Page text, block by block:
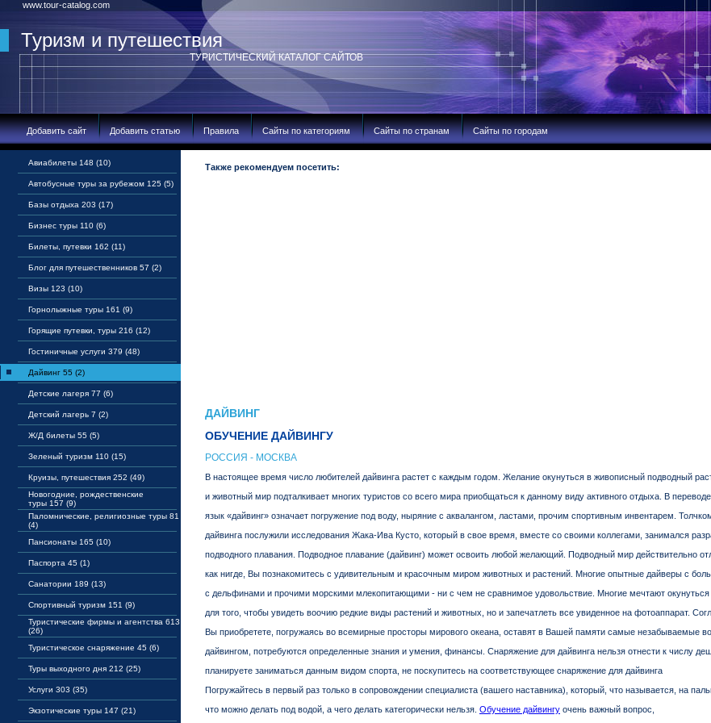
www.tour-catalog.com
Туризм и путешествия
ТУРИСТИЧЕСКИЙ КАТАЛОГ САЙТОВ
Добавить сайт Добавить статью Правила Сайты по категориям Сайты по странам Сайты по городам
Авиабилеты 148 (10)
Автобусные туры за рубежом 125 (5)
Базы отдыха 203 (17)
Бизнес туры 110 (6)
Билеты, путевки 162 (11)
Блог для путешественников 57 (2)
Визы 123 (10)
Горнолыжные туры 161 (9)
Горящие путевки, туры 216 (12)
Гостиничные услуги 379 (48)
Дайвинг 55 (2)
Детские лагеря 77 (6)
Детский лагерь 7 (2)
Ж/Д билеты 55 (5)
Зеленый туризм 110 (15)
Круизы, путешествия 252 (49)
Новогодние, рождественские
туры 157 (9)
Паломнические, религиозные туры 81
(4)
Пансионаты 165 (10)
Паспорта 45 (1)
Санатории 189 (13)
Спортивный туризм 151 (9)
Туристические фирмы и агентства 613
(26)
Туристическое снаряжение 45 (6)
Туры выходного дня 212 (25)
Услуги 303 (35)
Экзотические туры 147 (21)
Также рекомендуем посетить:
ДАЙВИНГ
ОБУЧЕНИЕ ДАЙВИНГУ
РОССИЯ - МОСКВА
В настоящее время число любителей дайвинга растет с каждым годом. Желание окунуться в живописный подводный
и животный мир подталкивает многих туристов со всего мира приобщаться к данному виду активного отдыха. В
язык «дайвинг» означает погружение под воду, ныряние с аквалангом, ластами, прочим спортивным инвентарем.
дайвинга послужили исследования Жака-Ива Кусто, который в свое время, вместе со своими коллегами, занимался
подводного плавания. Подводное плавание (дайвинг) может освоить любой желающий. Подводный мир действительно
как нигде, Вы познакомитесь с удивительным и красочным миром животных и растений. Многие опытные дайверы с
с дельфинами и прочими морскими млекопитающими - ни с чем не сравнимое удовольствие. Многие мечтают окунуться
для того, чтобы увидеть воочию редкие виды растений и животных, но и запечатлеть все увиденное на фотоаппарат.
Вы приобретете, погружаясь во всемирные просторы мирового океана, оставят в Вашей памяти самые незабываемые
дайвингом, потребуются определенные знания и умения, финансы. Снаряжение для дайвинга нельзя отнести к числу
планируете заниматься данным видом спорта, не поскупитесь на соответствующее снаряжение для дайвинга
Погружайтесь в первый раз только в сопровождении специалиста (вашего наставника), который, что называется, на
что можно делать под водой, а чего делать категорически нельзя. Обучение дайвингу очень важный вопрос,